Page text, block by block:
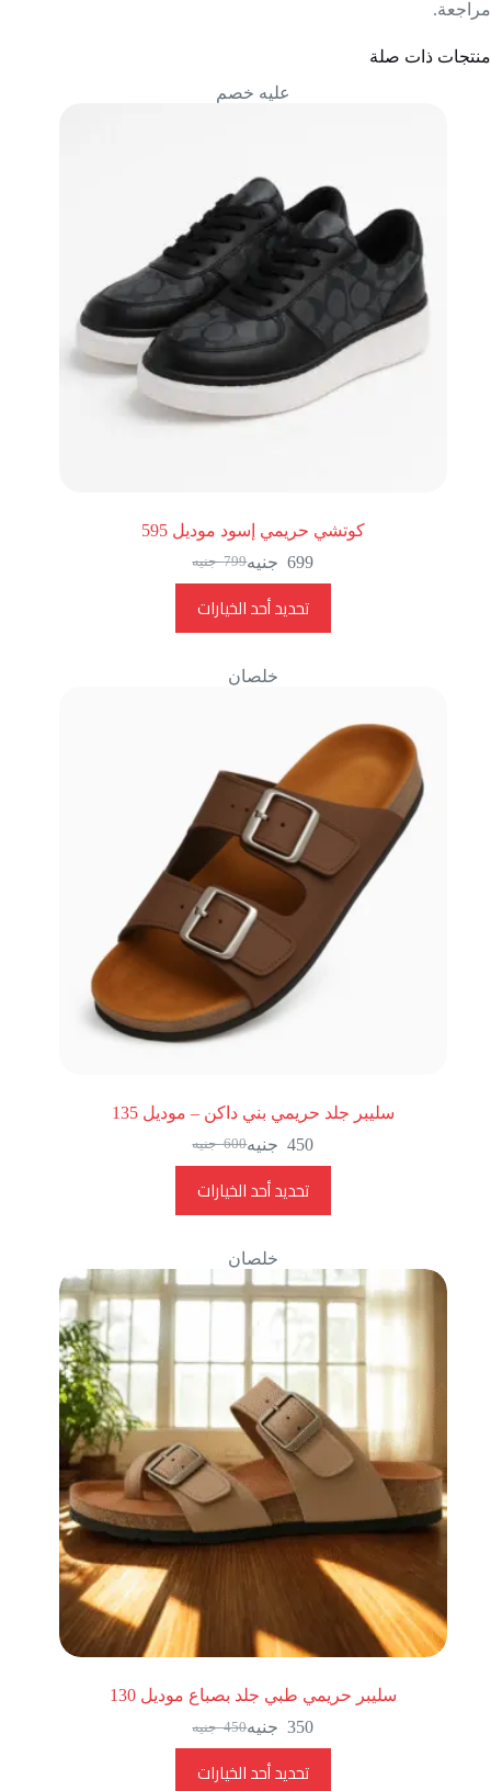
مراجعة.
منتجات ذات صلة
عليه خصم
كوتشي حريمي إسود موديل 595
799 جنيه 699 جنيه
تحديد أحد الخيارات
خلصان
سليبر جلد حريمي بني داكن – موديل 135
600 جنيه 450 جنيه
تحديد أحد الخيارات
خلصان
سليبر حريمي طبي جلد بصباع موديل 130
450 جنيه 350 جنيه
تحديد أحد الخيارات